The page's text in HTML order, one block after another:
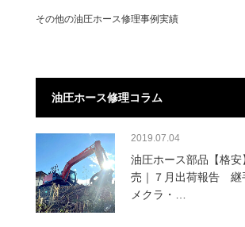
その他の油圧ホース修理事例実績
油圧ホース修理コラム
2019.07.04
油圧ホース部品【格安
売｜７月出荷報告 継
メクラ・…